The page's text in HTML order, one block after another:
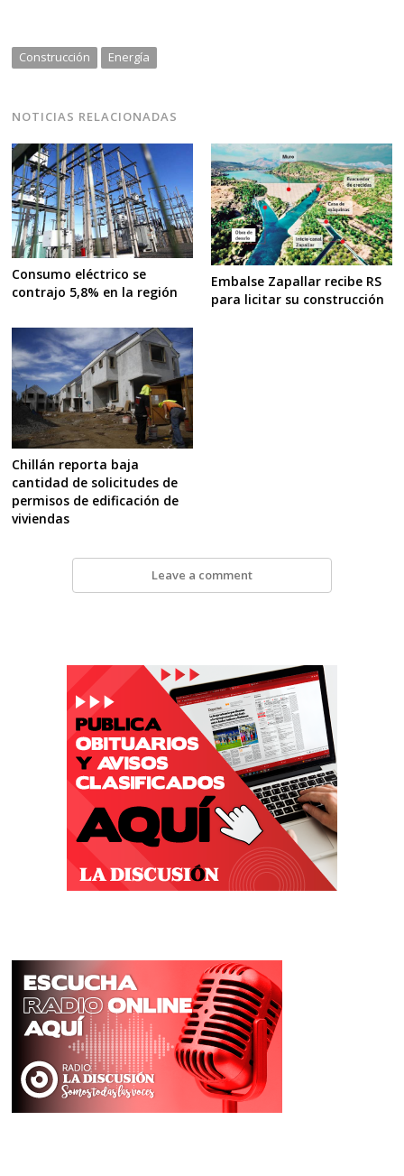
Construcción Energía
NOTICIAS RELACIONADAS
Consumo eléctrico se
contrajo 5,8% en la región
Embalse Zapallar recibe RS
para licitar su construcción
Chillán reporta baja
cantidad de solicitudes de
permisos de edificación de
viviendas
Leave a comment